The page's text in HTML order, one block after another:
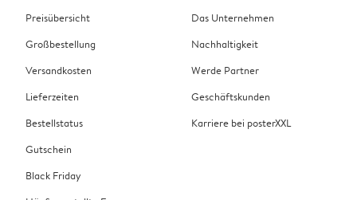
Preisübersicht
Großbestellung
Versandkosten
Lieferzeiten
Bestellstatus
Gutschein
Black Friday
Das Unternehmen
Nachhaltigkeit
Werde Partner
Geschäftskunden
Karriere bei posterXXL